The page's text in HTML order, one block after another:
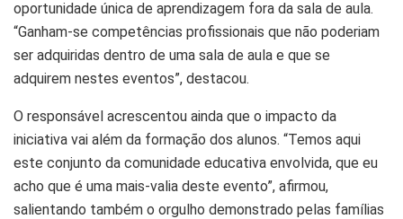
oportunidade única de aprendizagem fora da sala de aula.
“Ganham-se competências profissionais que não poderiam
ser adquiridas dentro de uma sala de aula e que se
adquirem nestes eventos”, destacou.
O responsável acrescentou ainda que o impacto da
iniciativa vai além da formação dos alunos. “Temos aqui
este conjunto da comunidade educativa envolvida, que eu
acho que é uma mais-valia deste evento”, afirmou,
salientando também o orgulho demonstrado pelas famílias